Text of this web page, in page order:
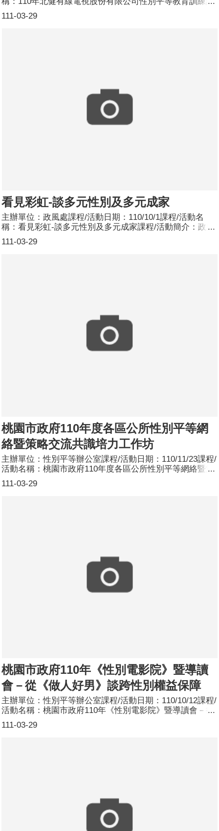
111-03-29
程/活動簡介：為執行110年「有線電視性平無限」計畫，提
供新聞處自製CEDAW媒材供有線電視業者教育訓練使用，
看見彩虹-談多元性別及多元成家
111-03-29
主辦單位：政風處課程/活動日期：110/10/1課程/活動名
稱：看見彩虹-談多元性別及多元成家課程/活動簡介：政風
處結合本府廉政志工專業訓練，邀請看見心理諮商所諮商心
理師李羽榛講授「看見彩虹-談多元性別及多元成家」課
桃園市政府110年度各區公所性別平等網
絡暨策略交流共識培力工作坊
111-03-29
主辦單位：性別平等辦公室課程/活動日期：110/11/23課程/
活動名稱：桃園市政府110年度各區公所性別平等網絡暨策
略交流共識培力工作坊課程/活動簡介：為持續促進本府各
區公所運用性別主流化工具落實於業務中，辦理培力工作
進行分享，期各區公所將性平觀念融入於業務中。參加人
數：共23人，分別為男性：4人；女性：19人。
桃園市政府110年《性別電影院》暨導讀
會－從《做人好男》談跨性別權益保障
111-03-29
主辦單位：性別平等辦公室課程/活動日期：110/10/12課程/
活動名稱：桃園市政府110年《性別電影院》暨導讀會－從
《做人好男》談跨性別權益保障課程/活動簡介：為增進對
於多元性別者（含不同性傾向、性別認同）之生活處境，以
男性：14人；女性：31人。